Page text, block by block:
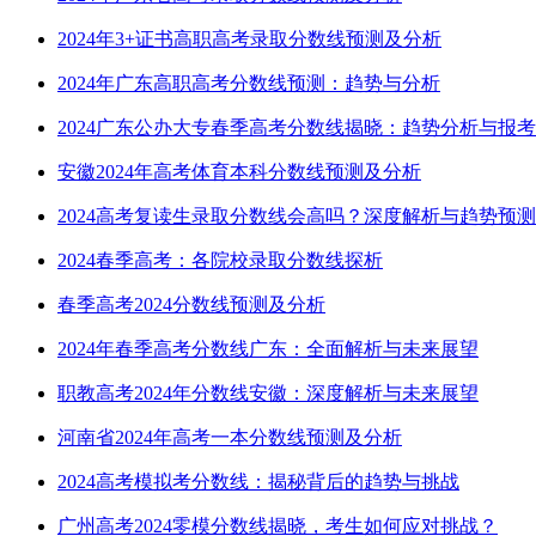
2024年3+证书高职高考录取分数线预测及分析
2024年广东高职高考分数线预测：趋势与分析
2024广东公办大专春季高考分数线揭晓：趋势分析与报
安徽2024年高考体育本科分数线预测及分析
2024高考复读生录取分数线会高吗？深度解析与趋势预测
2024春季高考：各院校录取分数线探析
春季高考2024分数线预测及分析
2024年春季高考分数线广东：全面解析与未来展望
职教高考2024年分数线安徽：深度解析与未来展望
河南省2024年高考一本分数线预测及分析
2024高考模拟考分数线：揭秘背后的趋势与挑战
广州高考2024零模分数线揭晓，考生如何应对挑战？